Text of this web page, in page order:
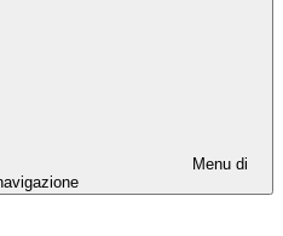
Menu di